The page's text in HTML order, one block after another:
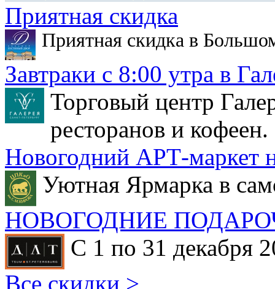
Приятная скидка
Приятная скидка в
Завтраки с 8:00 утра в
Торговый центр
ресторанов и кофеен.
Новогодний АРТ-маркет
Уютная Ярмарка в
НОВОГОДНИЕ
С 1 по 31 декабря
Все скидки >